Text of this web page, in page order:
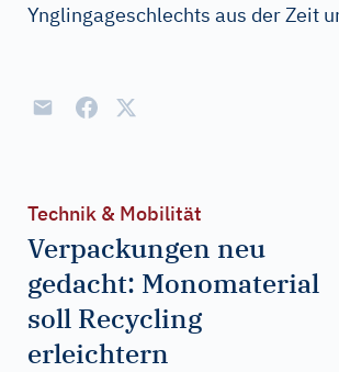
Ynglingageschlechts aus der Zeit
Technik & Mobilität
Verpackungen neu
gedacht: Monomaterial
soll Recycling
erleichtern